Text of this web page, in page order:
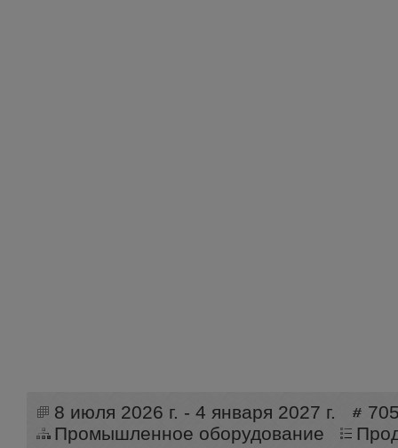
8 июля 2026 г. - 4 января 2027 г.
Промышленное оборудование